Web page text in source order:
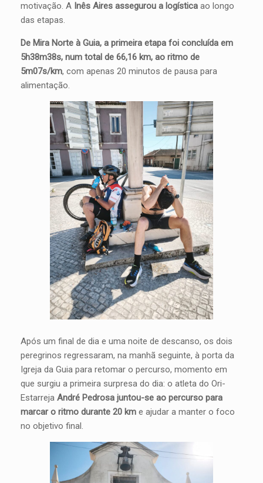
motivação. A Inês Aires assegurou a logística ao longo
das etapas.
De Mira Norte à Guia, a primeira etapa foi concluída em
5h38m38s, num total de 66,16 km, ao ritmo de
5m07s/km, com apenas 20 minutos de pausa para
alimentação.
Após um final de dia e uma noite de descanso, os dois
peregrinos regressaram, na manhã seguinte, à porta da
Igreja da Guia para retomar o percurso, momento em
que surgiu a primeira surpresa do dia: o atleta do Ori-
Estarreja André Pedrosa juntou-se ao percurso para
marcar o ritmo durante 20 km e ajudar a manter o foco
no objetivo final.